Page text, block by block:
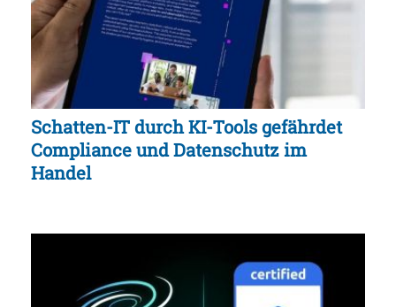
Schatten-IT durch KI-Tools gefährdet
Compliance und Datenschutz im
Handel